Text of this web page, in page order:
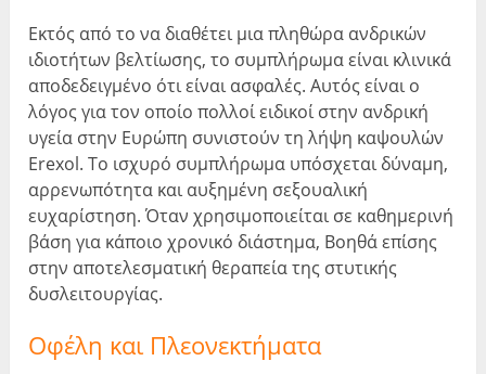
Εκτός από το να διαθέτει μια πληθώρα ανδρικών
ιδιοτήτων βελτίωσης, το συμπλήρωμα είναι κλινικά
αποδεδειγμένο ότι είναι ασφαλές. Αυτός είναι ο
λόγος για τον οποίο πολλοί ειδικοί στην ανδρική
υγεία στην Ευρώπη συνιστούν τη λήψη καψουλών
Erexol. Το ισχυρό συμπλήρωμα υπόσχεται δύναμη,
αρρενωπότητα και αυξημένη σεξουαλική
ευχαρίστηση. Όταν χρησιμοποιείται σε καθημερινή
βάση για κάποιο χρονικό διάστημα, Βοηθά επίσης
στην αποτελεσματική θεραπεία της στυτικής
δυσλειτουργίας.
Οφέλη και Πλεονεκτήματα